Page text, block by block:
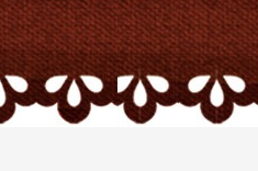
a
t
i
o
n